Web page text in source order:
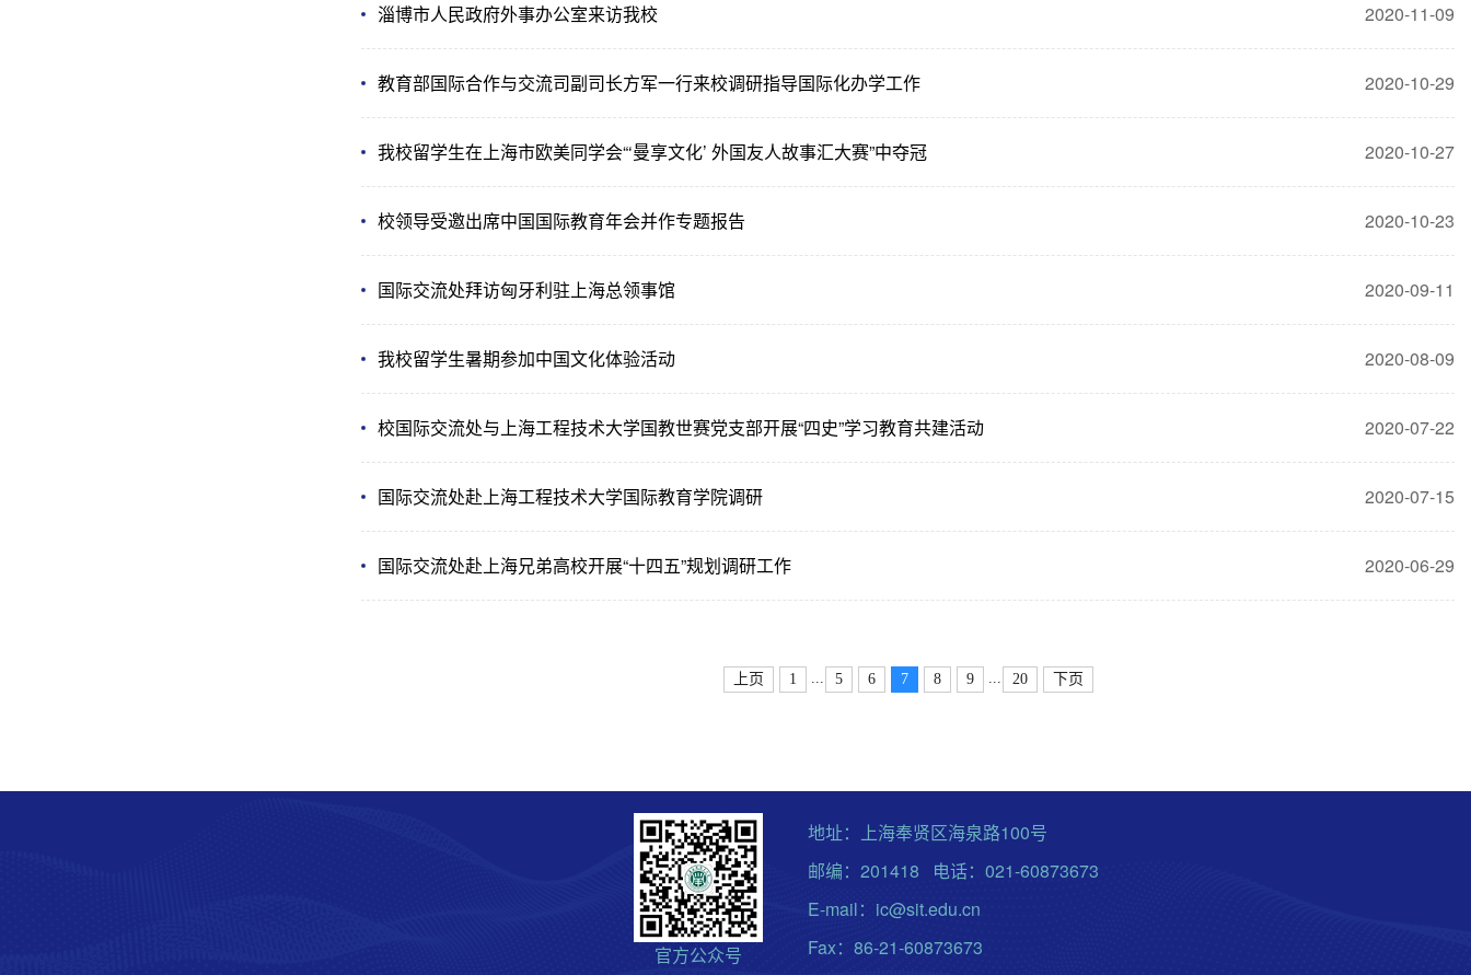
2020-11-09
淄博市人民政府外事办公室来访我校
2020-10-29
教育部国际合作与交流司副司长方军一行来校调研指导国际化办学工作
2020-10-27
我校留学生在上海市欧美同学会“‘曼享文化’ 外国友人故事汇大赛”中夺冠
2020-10-23
校领导受邀出席中国国际教育年会并作专题报告
2020-09-11
国际交流处拜访匈牙利驻上海总领事馆
2020-08-09
我校留学生暑期参加中国文化体验活动
2020-07-22
校国际交流处与上海工程技术大学国教世赛党支部开展“四史”学习教育共建活动
2020-07-15
国际交流处赴上海工程技术大学国际教育学院调研
2020-06-29
国际交流处赴上海兄弟高校开展“十四五”规划调研工作
上页 1 ... 5 6 7 8 9 ... 20 下页
官方公众号
地址：上海奉贤区海泉路100号
邮编：201418 电话：021-60873673
E-mail：ic@sit.edu.cn
Fax：86-21-60873673